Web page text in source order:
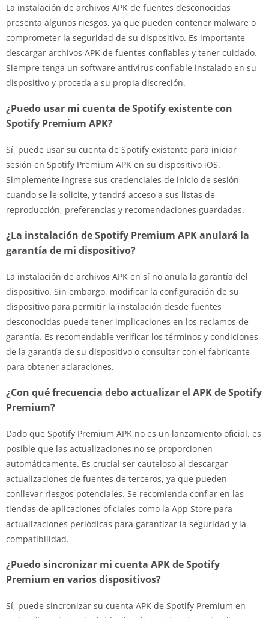
La instalación de archivos APK de fuentes desconocidas
presenta algunos riesgos, ya que pueden contener malware o
comprometer la seguridad de su dispositivo. Es importante
descargar archivos APK de fuentes confiables y tener cuidado.
Siempre tenga un software antivirus confiable instalado en su
dispositivo y proceda a su propia discreción.
¿Puedo usar mi cuenta de Spotify existente con
Spotify Premium APK?
Sí, puede usar su cuenta de Spotify existente para iniciar
sesión en Spotify Premium APK en su dispositivo iOS.
Simplemente ingrese sus credenciales de inicio de sesión
cuando se le solicite, y tendrá acceso a sus listas de
reproducción, preferencias y recomendaciones guardadas.
¿La instalación de Spotify Premium APK anulará la
garantía de mi dispositivo?
La instalación de archivos APK en sí no anula la garantía del
dispositivo. Sin embargo, modificar la configuración de su
dispositivo para permitir la instalación desde fuentes
desconocidas puede tener implicaciones en los reclamos de
garantía. Es recomendable verificar los términos y condiciones
de la garantía de su dispositivo o consultar con el fabricante
para obtener aclaraciones.
¿Con qué frecuencia debo actualizar el APK de Spotify
Premium?
Dado que Spotify Premium APK no es un lanzamiento oficial, es
posible que las actualizaciones no se proporcionen
automáticamente. Es crucial ser cauteloso al descargar
actualizaciones de fuentes de terceros, ya que pueden
conllevar riesgos potenciales. Se recomienda confiar en las
tiendas de aplicaciones oficiales como la App Store para
actualizaciones periódicas para garantizar la seguridad y la
compatibilidad.
¿Puedo sincronizar mi cuenta APK de Spotify
Premium en varios dispositivos?
Sí, puede sincronizar su cuenta APK de Spotify Premium en